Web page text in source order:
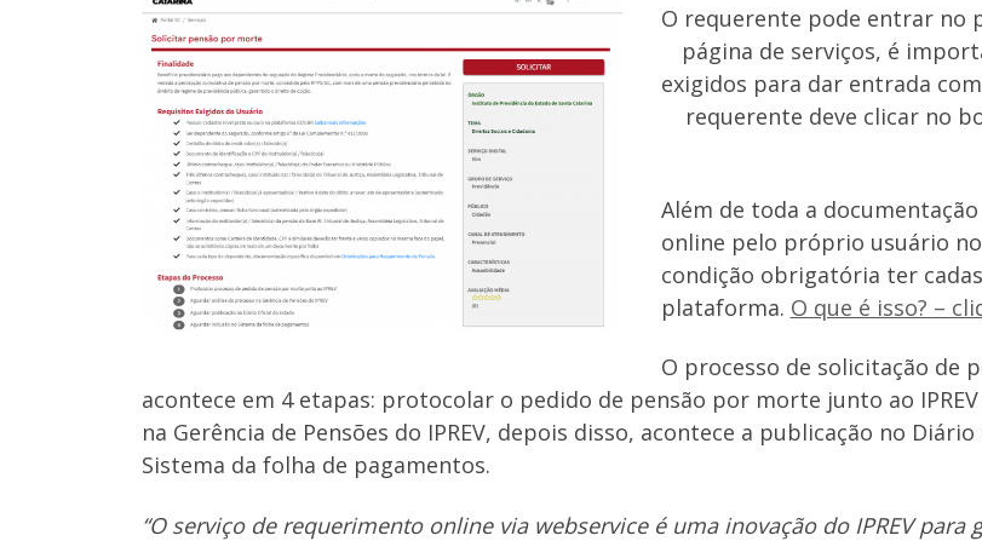
O requerente pode entrar no
página de serviços, é
exigidos para dar entrada
requerente deve clicar no
Além de toda a
online pelo próprio usuário
condição obrigatória ter
plataforma. O que é isso? –
O processo de solicitação de
acontece em 4 etapas: protocolar o pedido de pensão por morte junto ao
na Gerência de Pensões do IPREV, depois disso, acontece a publicação no
Sistema da folha de pagamentos.
“O serviço de requerimento online via webservice é uma inovação do IPREV